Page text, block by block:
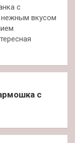
с
вкусом
с